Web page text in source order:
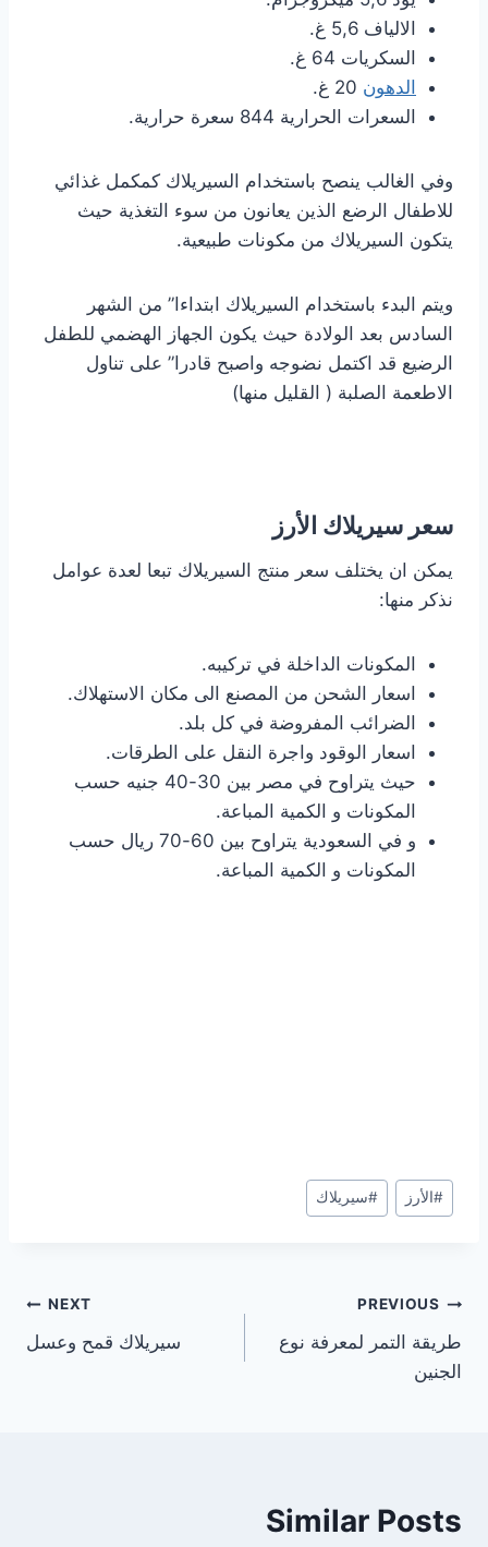
الالياف 5,6 غ.
السكريات 64 غ.
الدهون
السعرات الحرارية 844 سعرة حرارية.
وفي الغالب ينصح باستخدام السيريلاك كمكمل غذائي
للاطفال الرضع الذين يعانون من سوء التغذية حيث
يتكون السيريلاك من مكونات طبيعية.
ويتم البدء باستخدام السيريلاك ابتداءا” من الشهر
السادس بعد الولادة حيث يكون الجهاز الهضمي للطفل
الرضيع قد اكتمل نضوجه واصبح قادرا” على تناول
الاطعمة الصلبة ( القليل منها)
سعر سيريلاك الأرز
يمكن ان يختلف سعر منتج السيريلاك تبعا لعدة عوامل
نذكر منها:
المكونات الداخلة في تركيبه.
اسعار الشحن من المصنع الى مكان الاستهلاك.
الضرائب المفروضة في كل بلد.
اسعار الوقود واجرة النقل على الطرقات.
حيث يتراوح في مصر بين 30-40 جنيه حسب
المكونات و الكمية المباعة.
و في السعودية يتراوح بين 60-70 ريال حسب
المكونات و الكمية المباعة.
Post
Tags:
#الأرز #سيريلاك
تصفّح
المقالات
PREVIOUS
طريقة التمر لمعرفة نوع
الجنين
NEXT
سيريلاك قمح وعسل
Similar Posts